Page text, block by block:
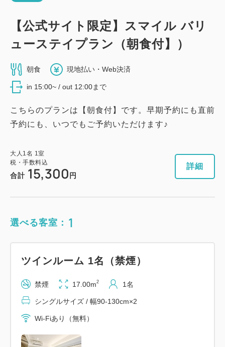
【公式サイト限定】スマイル バリ
ューステイプラン（朝食付】）
朝食 現地払い・Web決済
in 15:00~ / out 12:00まで
こちらのプランは【朝食付】です。早期予約にも直前
予約にも、いつでもご予約いただけます♪
大人 1名 1室
税・手数料込
合計 15,300 円
詳細
選べる客室： 1
ツインルーム 1名（禁煙）
禁煙 17.00m2 1名
シングルサイズ / 幅90-130cm×2
Wi-Fiあり（無料）